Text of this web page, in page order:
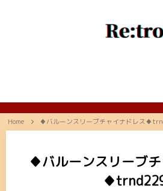
Home ♦バルーンスリーブチャイナドレス
♦バルーンスリーブ